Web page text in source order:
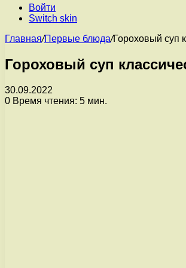
Войти
Switch skin
Главная/Первые блюда/Гороховый суп
Гороховый суп
30.09.2022
0 Время чтения: 5 мин.